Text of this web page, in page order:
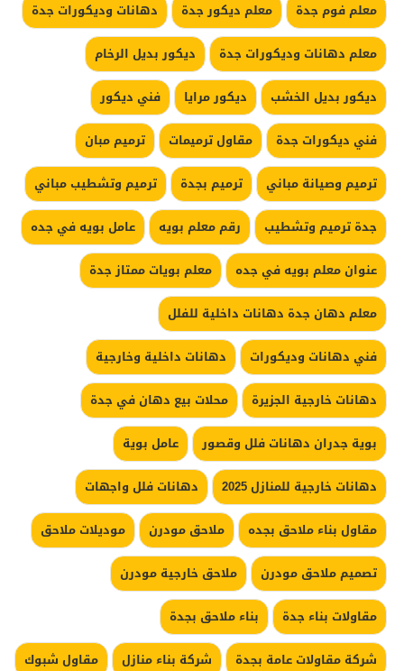
معلم فوم جدة معلم ديكور جدة
دهانات وديكورات جدة
معلم دهانات وديكورات جدة
ديكور بديل الرخام
ديكور بديل الخشب
ديكور مرايا
فني ديكور
فني ديكورات جدة
مقاول ترميمات
ترميم مبان
ترميم وصيانة مباني
ترميم بجدة
ترميم وتشطيب مباني
جدة ترميم وتشطيب
رقم معلم بويه
عامل بويه في جده
عنوان معلم بويه في جده
معلم بويات ممتاز جدة
معلم دهان جدة دهانات داخلية للفلل
فني دهانات وديكورات
دهانات داخلية وخارجية
دهانات خارجية الجزيرة
محلات بيع دهان في جدة
بوية جدران دهانات فلل وقصور
عامل بوية
دهانات خارجية للمنازل 2025
دهانات فلل واجهات
مقاول بناء ملاحق بجده
ملاحق مودرن
موديلات ملاحق
تصميم ملاحق مودرن
ملاحق خارجية مودرن
مقاولات بناء جدة
بناء ملاحق بجدة
شركة مقاولات عامة بجدة
شركة بناء منازل
مقاول شبوك